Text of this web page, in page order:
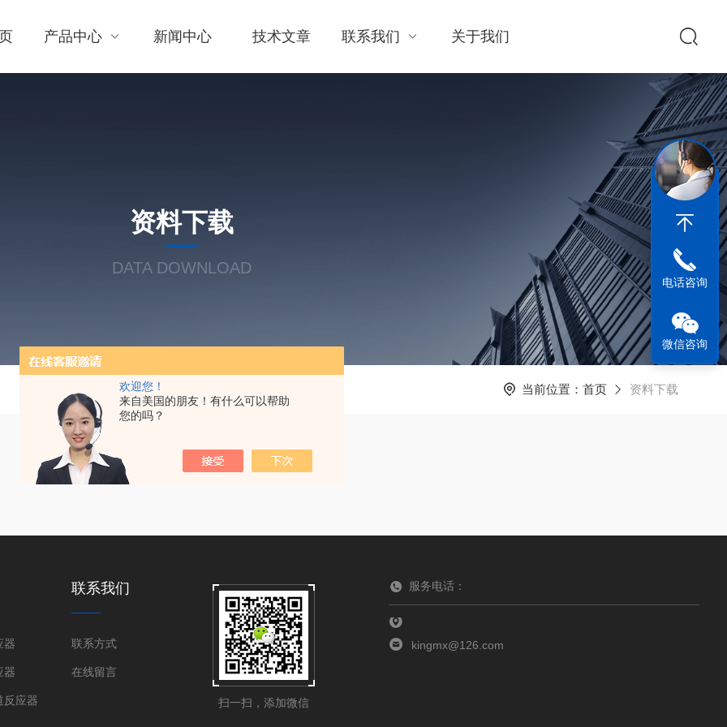
欢迎您！
来自美国的朋友！有什么可以帮助
您的吗？
产品中心 新闻中心 技术文章 联系我们 关于我们
资料下载
DATA DOWNLOAD
当前位置： 首页 资料下载
器
器
反应器
联系我们
联系方式
在线留言
扫一扫，添加微信
服务电话：
kingmx@126.com
电话咨询
微信咨询